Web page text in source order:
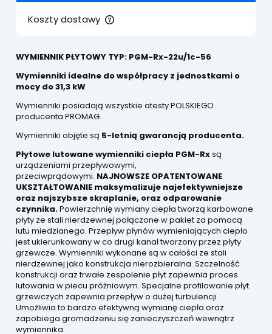
Koszty dostawy
Cena nie zawiera ewentualnych kosztów płatności
WYMIENNIK PŁYTOWY TYP: PGM-Rx-22u/1c-56
Wymienniki idealne do współpracy z jednostkami o
mocy do 31,3 kW
Wymienniki posiadają wszystkie atesty POLSKIEGO
producenta PROMAG.
Wymienniki objęte są 5-letnią gwarancją producenta.
Płytowe lutowane wymienniki ciepła PGM-Rxsą
urządzeniami przepływowymi,
przeciwprądowymi. NAJNOWSZE OPATENTOWANE
UKSZTAŁTOWANIE maksymalizuje najefektywniejsze
oraz najszybsze skraplanie, oraz odparowanie
czynnika.Powierzchnię wymiany ciepła tworzą karbowane
płyty ze stali nierdzewnej połączone w pakiet za pomocą
lutu miedzianego. Przepływ płynów wymieniających ciepło
jest ukierunkowany w co drugi kanał tworzony przez płyty
grzewcze. Wymienniki wykonane są w całości ze stali
nierdzewnej jako konstrukcja nierozbieralna. Szczelność
konstrukcji oraz trwałe zespolenie płyt zapewnia proces
lutowania w piecu próżniowym. Specjalne profilowanie płyt
grzewczych zapewnia przepływ o dużej turbulencji.
Umożliwia to bardzo efektywną wymianę ciepła oraz
zapobiega gromadzeniu się zanieczyszczeń wewnątrz
wymiennika.